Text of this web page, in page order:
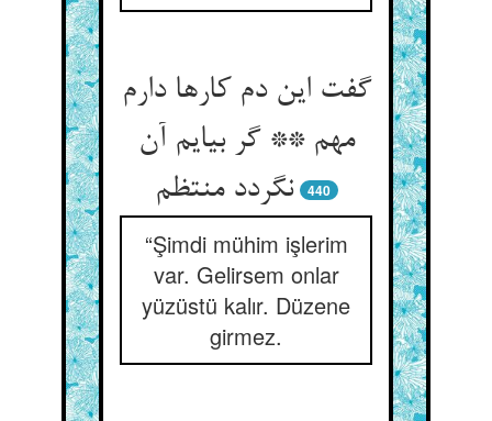
گفت این دم کارها دارم
مهم ** گر بیایم آن
نگردد منتظم
440
“Şimdi mühim işlerim
var. Gelirsem onlar
yüzüstü kalır. Düzene
girmez.